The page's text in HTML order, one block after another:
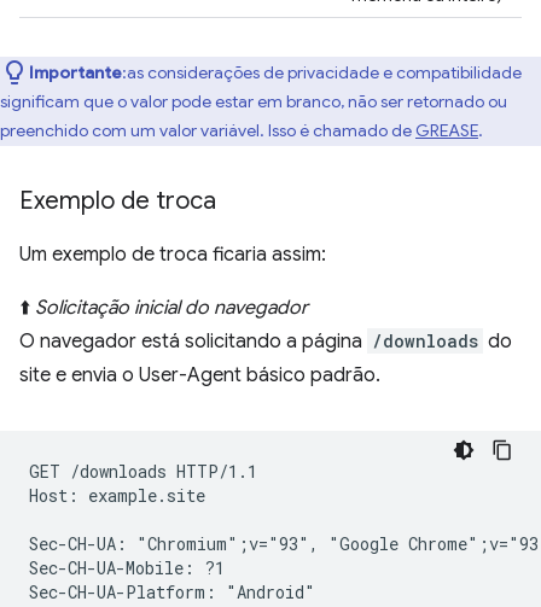
Importante:as considerações de privacidade e compatibilidade
significam que o valor pode estar em branco, não ser retornado ou
preenchido com um valor variável. Isso é chamado de GREASE.
Exemplo de troca
Um exemplo de troca ficaria assim:
⬆️ Solicitação inicial do navegador
O navegador está solicitando a página /downloads do
site e envia o User-Agent básico padrão.
GET /downloads HTTP/1.1
Host: example.site
Sec-CH-UA: "Chromium";v="93", "Google
Sec-CH-UA-Mobile: ?1